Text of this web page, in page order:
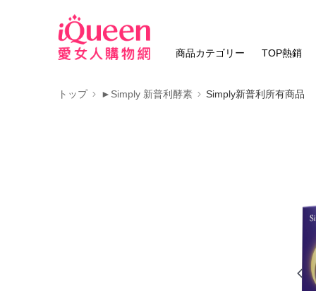
商品カテゴリー TOP熱銷
トップ ►Simply 新普利酵素 Simply新普利所有商品